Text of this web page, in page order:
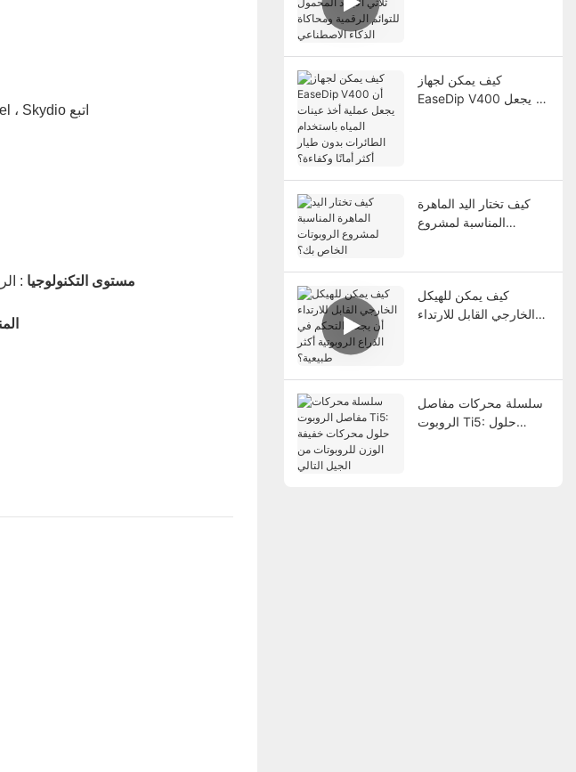
: يسيطر عليه DJI ، مع أكثر من 70 ٪ من حصة السوق العالمية ؛ Autel ، Skydio اتبع
مستوى التكنولوجيا :
كيف يمكن لجهاز
EaseDip V400 أن يجعل
كيف تختار اليد الماهرة
المناسبة لمشروع
كيف يمكن للهيكل
الخارجي القابل للارتداء
سلسلة محركات مفاصل
الروبوت Ti5: حلول